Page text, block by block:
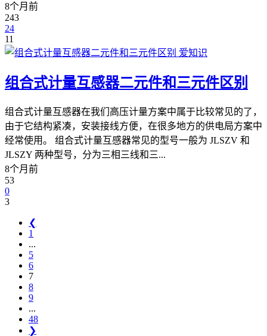
8个月前
243
24
11
爱知识
组合式计量互感器二元件和三元件区别
组合式计量互感器在我们高压计量方案中属于比较常见的了，
由于它结构紧凑，安装接线方便，在很多地方的供电局方案中
经常使用。 组合式计量互感器常见的型号一般为 JLSZV 和
JLSZY 两种型号，分为三相三线和三...
8个月前
53
0
3
❮
1
...
5
6
7
8
9
...
48
❯